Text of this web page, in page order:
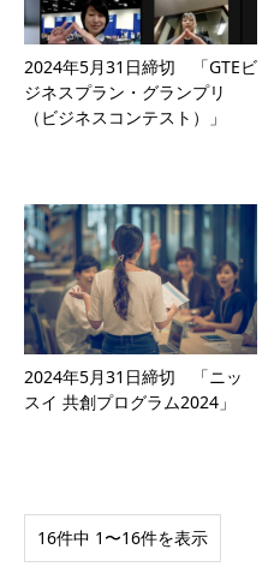
2024年5月31日締切 「GTEビ
ジネスプラン・グランプリ
（ビジネスコンテスト）」
2024年5月31日締切 「ニッ
スイ 共創プログラム2024」
16件中 1〜16件を表示